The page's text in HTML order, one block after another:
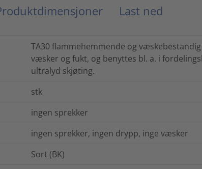
Last ned
TA30 flammehemmende og
væsker og fukt, og benyttes bl. a. i
ultralyd skjøting.
stk
ingen sprekker
ingen sprekker, ingen drypp, inge væsker
Sort (BK)